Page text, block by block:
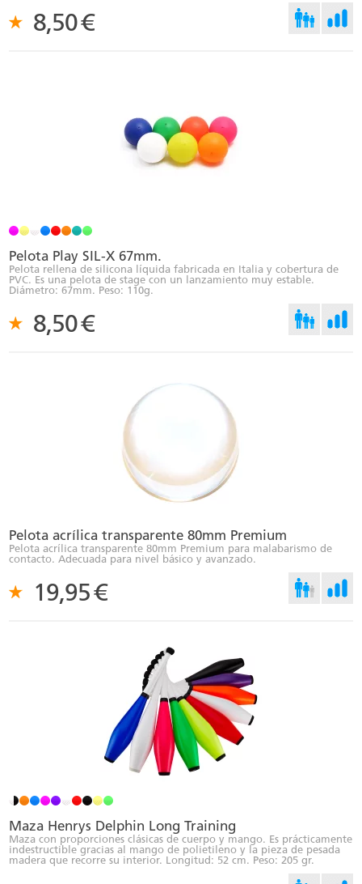
8,50€
Pelota Play SIL-X 67mm.
Pelota rellena de silicona líquida fabricada en Italia y cobertura de
PVC. Es una pelota de stage con un lanzamiento muy estable.
Diámetro: 67mm. Peso: 110g.
8,50€
Pelota acrílica transparente 80mm Premium
Pelota acrílica transparente 80mm Premium para malabarismo de
contacto. Adecuada para nivel básico y avanzado.
19,95€
Maza Henrys Delphin Long Training
Maza con proporciones clásicas de cuerpo y mango. Es prácticamente
indestructible gracias al mango de polietileno y la pieza de pesada
madera que recorre su interior. Longitud: 52 cm. Peso: 205 gr.